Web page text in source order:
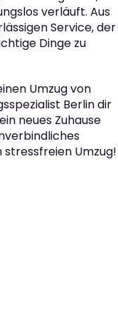
verläuft. Aus
Service, der
Dinge zu
Umzug von
Berlin dir
neues Zuhause
Umzug!